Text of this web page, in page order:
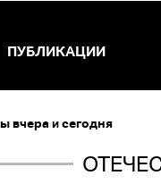
ПУБЛИКАЦИИ
вчера и сегодня